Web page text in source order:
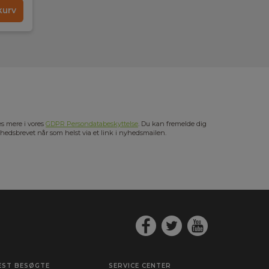
mere i vores GDPR Persondatabeskyttelse. Du kan fremelde dig
når som helst via et link i nyhedsmailen.
BESØGTE SERVICE CENTER